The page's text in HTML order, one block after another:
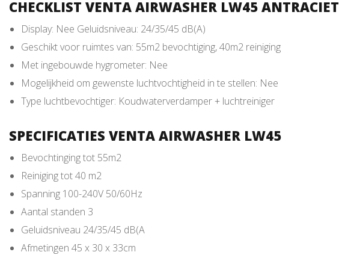
CHECKLIST VENTA AIRWASHER LW45 ANTRACIET
Display: Nee Geluidsniveau: 24/35/45 dB(A)
Geschikt voor ruimtes van: 55m2 bevochtiging, 40m2 reiniging
Met ingebouwde hygrometer: Nee
Mogelijkheid om gewenste luchtvochtigheid in te stellen: Nee
Type luchtbevochtiger: Koudwaterverdamper + luchtreiniger
SPECIFICATIES VENTA AIRWASHER LW45
Bevochtinging tot 55m2
Reiniging tot 40 m2
Spanning 100-240V 50/60Hz
Aantal standen 3
Geluidsniveau 24/35/45 dB(A
Afmetingen 45 x 30 x 33cm